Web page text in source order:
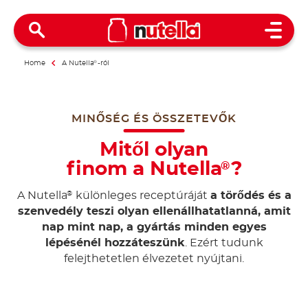
Open
Home A Nutella®-ról
MINŐSÉG ÉS ÖSSZETEVŐK
Mitől olyan
finom a Nutella®?
A Nutella® különleges receptúráját a törődés és a
szenvedély teszi olyan ellenállhatatlanná, amit
nap mint nap, a gyártás minden egyes
lépésénél hozzáteszünk . Ezért tudunk
felejthetetlen élvezetet nyújtani.